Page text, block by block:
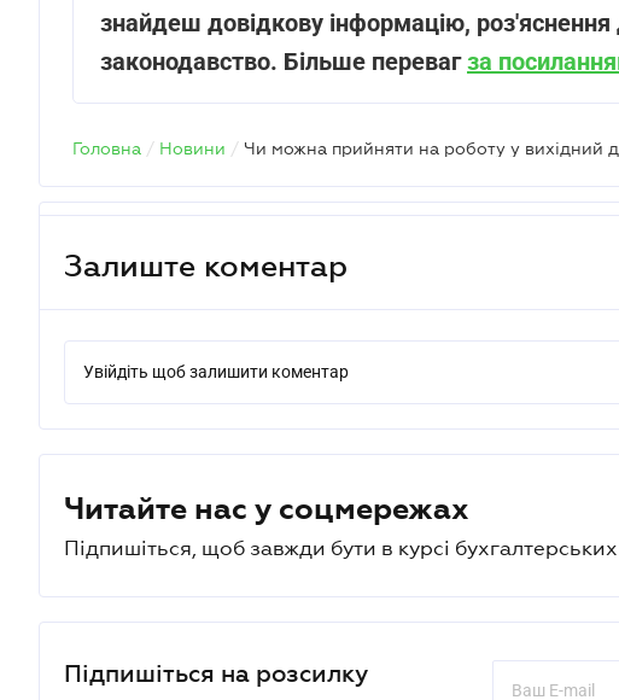
знайдеш довідкову інформацію, роз'яснення
законодавство. Більше перевагза
Головна / Новини / Чи можна прийняти на роботу у вихідний
Залиште коментар
Увійдіть щоб залишити коментар
Читайте нас у соцмережах
Підпишіться, щоб завжди бути в курсі
Підпишіться на розсилку